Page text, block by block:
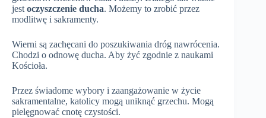
jest oczyszczenie ducha. Możemy to zrobić przez
modlitwę i sakramenty.
Wierni są zachęcani do poszukiwania dróg nawrócenia.
Chodzi o odnowę ducha. Aby żyć zgodnie z naukami
Kościoła.
Przez świadome wybory i zaangażowanie w życie
sakramentalne, katolicy mogą uniknąć grzechu. Mogą
pielęgnować cnotę czystości.